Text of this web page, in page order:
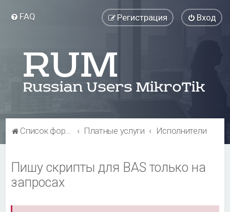
FAQ Вход
Регистрация
Список форумов Платные услуги Исполнители
Пишу скрипты для BAS только на
запросах